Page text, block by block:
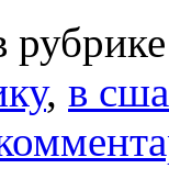
, в сша